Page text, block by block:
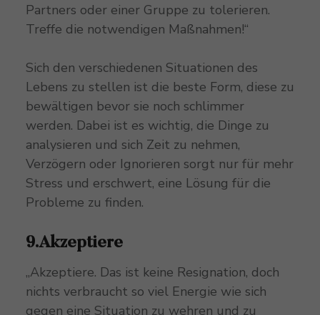
Partners oder einer Gruppe zu tolerieren.
Treffe die notwendigen Maßnahmen!“
Sich den verschiedenen Situationen des
Lebens zu stellen ist die beste Form, diese zu
bewältigen bevor sie noch schlimmer
werden. Dabei ist es wichtig, die Dinge zu
analysieren und sich Zeit zu nehmen,
Verzögern oder Ignorieren sorgt nur für mehr
Stress und erschwert, eine Lösung für die
Probleme zu finden.
9.Akzeptiere
„Akzeptiere. Das ist keine Resignation, doch
nichts verbraucht so viel Energie wie sich
gegen eine Situation zu wehren und zu